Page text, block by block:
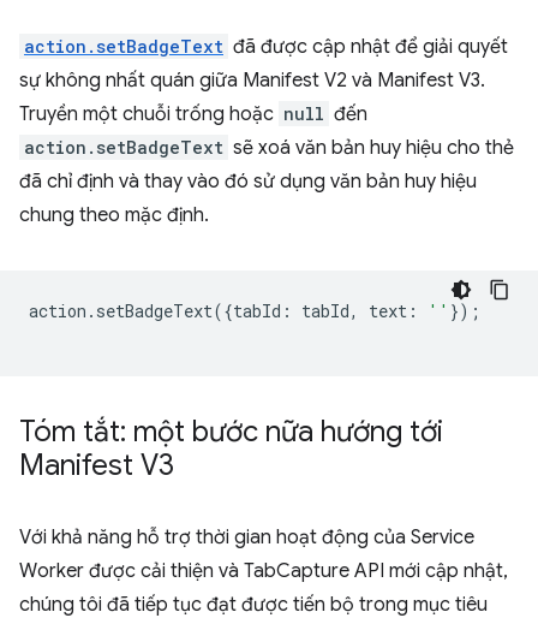
action.setBadgeText đã được cập nhật để giải quyết
sự không nhất quán giữa Manifest V2 và Manifest V3.
Truyền một chuỗi trống hoặc null đến
action.setBadgeText sẽ xoá văn bản huy hiệu cho thẻ
đã chỉ định và thay vào đó sử dụng văn bản huy hiệu
chung theo mặc định.
action . setBadgeText({tabId : tabId, text : '' });
Tóm tắt: một bước nữa hướng tới
Manifest V3
Với khả năng hỗ trợ thời gian hoạt động của Service
Worker được cải thiện và TabCapture API mới cập nhật,
chúng tôi đã tiếp tục đạt được tiến bộ trong mục tiêu